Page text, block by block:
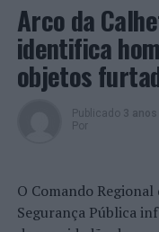
Arco da
identifica
objetos
Publicado 3 anos
Por
O Comando
Segurança Pública